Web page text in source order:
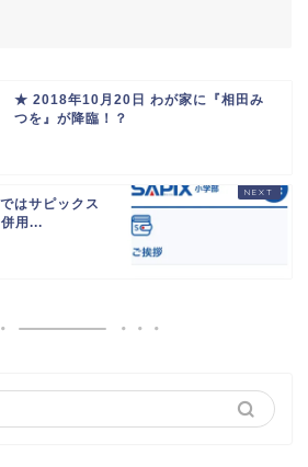
★ 2018年10月20日 わが家に『相田み
つを』が降臨！？
はサピックス
用...